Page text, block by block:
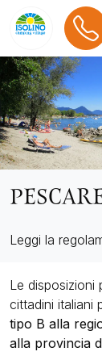
Leggi la
Le disposizioni
cittadini italiani
tipo B alla
alla provincia